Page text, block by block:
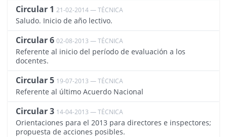
Circular 1 21-02-2014 — TÉCNICA
Saludo. Inicio de año lectivo.
Circular 6 02-08-2013 — TÉCNICA
Referente al inicio del período de evaluación a los
docentes.
Circular 5 19-07-2013 — TÉCNICA
Referente al último Acuerdo Nacional
Circular 3 14-04-2013 — TÉCNICA
Orientaciones para el 2013 para directores e inspectores;
propuesta de acciones posibles.